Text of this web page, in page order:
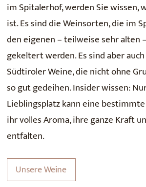
im Spitalerhof, werden Sie wissen,
ist. Es sind die Weinsorten, die im
den eigenen – teilweise sehr alten
gekeltert werden. Es sind aber
Südtiroler Weine, die nicht ohne
so gut gedeihen. Insider wissen:
Lieblingsplatz kann eine
ihr volles Aroma, ihre ganze Kraft
entfalten.
Unsere Weine